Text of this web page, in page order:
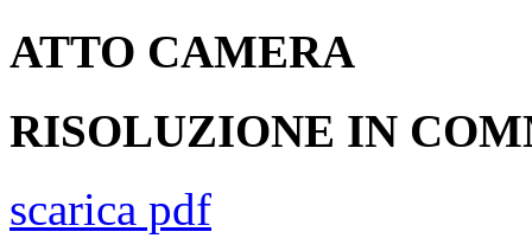
ATTO CAMERA
RISOLUZIONE IN
scarica pdf